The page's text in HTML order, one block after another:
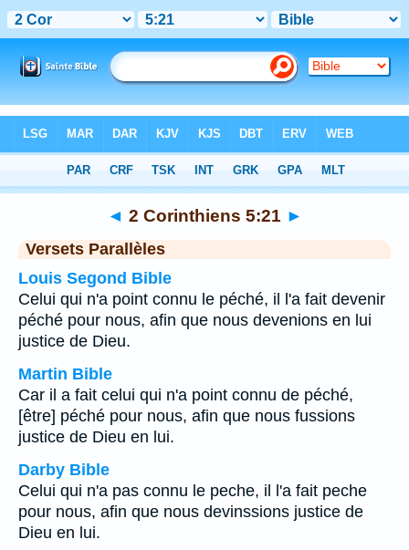
> Chapitre 5 > Verset 21
◄ 2 Corinthiens 5:21 ►
Versets Parallèles
Louis Segond Bible
Celui qui n'a point connu le péché, il l'a fait devenir
péché pour nous, afin que nous devenions en lui
justice de Dieu.
Martin Bible
Car il a fait celui qui n'a point connu de péché,
[être] péché pour nous, afin que nous fussions
justice de Dieu en lui.
Darby Bible
Celui qui n'a pas connu le peche, il l'a fait peche
pour nous, afin que nous devinssions justice de
Dieu en lui.